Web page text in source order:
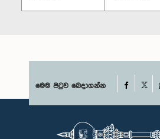
මෙම පිටුව බෙදාගන්න Facebook